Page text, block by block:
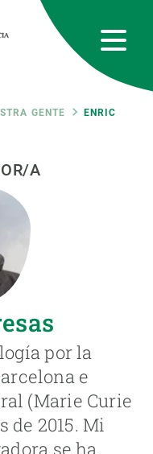
GENTE
ENRIC
A
por la
e
(Marie Curie
de 2015. Mi
se ha